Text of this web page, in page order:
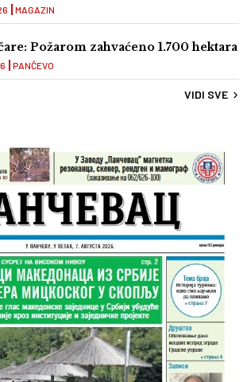
MAGAZIN
Požarom zahvaćeno 1.700 hektara
PANČEVO
VIDI SVE